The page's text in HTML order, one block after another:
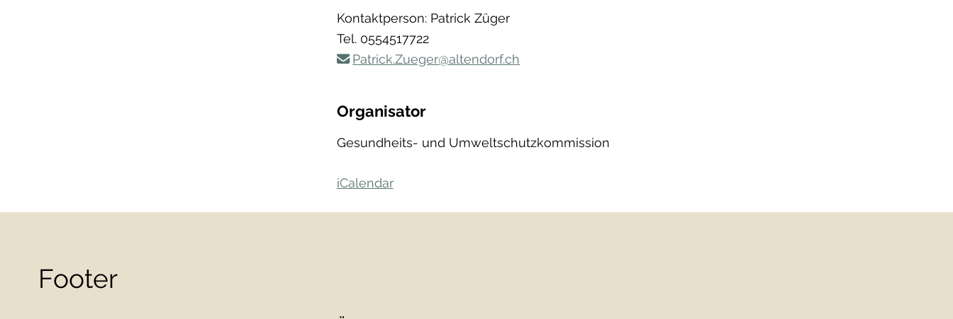
Kontaktperson: Patrick Züger
Tel. 0554517722
Patrick.Zueger@altendorf.ch
Organisator
Gesundheits- und Umweltschutzkommission
iCalendar
Footer